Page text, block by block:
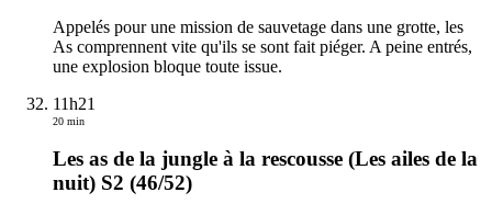
Appelés pour une mission de sauvetage dans une grotte, les
As comprennent vite qu'ils se sont fait piéger. A peine entrés,
une explosion bloque toute issue.
11h21
20 min
Les as de la jungle à la rescousse (Les ailes de la
nuit) S2 (46/52)